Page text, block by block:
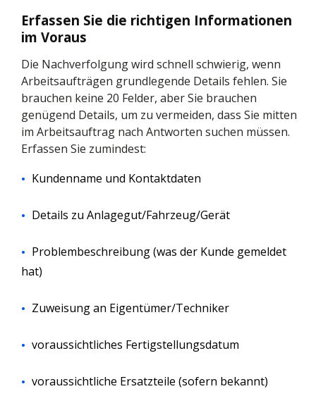
Erfassen Sie die richtigen Informationen
im Voraus
Die Nachverfolgung wird schnell schwierig, wenn
Arbeitsaufträgen grundlegende Details fehlen. Sie
brauchen keine 20 Felder, aber Sie brauchen
genügend Details, um zu vermeiden, dass Sie mitten
im Arbeitsauftrag nach Antworten suchen müssen.
Erfassen Sie zumindest:
Kundenname und Kontaktdaten
Details zu Anlagegut/Fahrzeug/Gerät
Problembeschreibung (was der Kunde gemeldet
hat)
Zuweisung an Eigentümer/Techniker
voraussichtliches Fertigstellungsdatum
voraussichtliche Ersatzteile (sofern bekannt)